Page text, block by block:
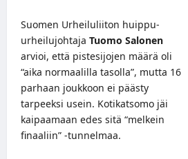
Suomen Urheiluliiton huippu-
urheilujohtaja Tuomo Salonen
arvioi, että pistesijojen määrä oli
“aika normaalilla tasolla”, mutta 16
parhaan joukkoon ei päästy
tarpeeksi usein. Kotikatsomo jäi
kaipaamaan edes sitä “melkein
finaaliin” -tunnelmaa.